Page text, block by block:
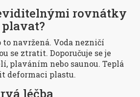
rovnátky
to navržená. Voda nezničí
se ztratit. Doporučuje se je
plaváním nebo saunou. Teplá
deformaci plastu.
léčba